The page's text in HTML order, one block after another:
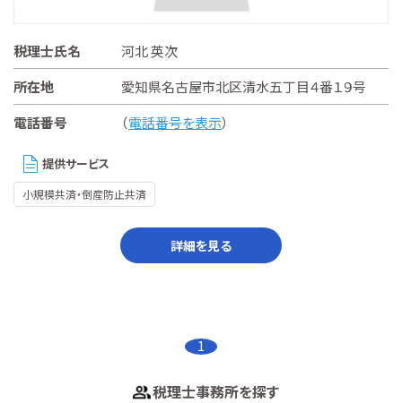
税理士氏名
河北 英次
所在地
愛知県名古屋市北区清水五丁目４番１９号
電話番号
（電話番号を表示）
提供サービス
小規模共済・倒産防止共済
詳細を見る
1
税理士事務所を探す